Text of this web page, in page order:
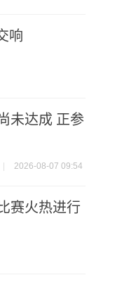
响
未达成 正参
2026-08-07 09:54
赛火热进行